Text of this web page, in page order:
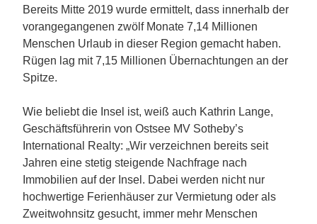
Bereits Mitte 2019 wurde ermittelt, dass innerhalb der
vorangegangenen zwölf Monate 7,14 Millionen
Menschen Urlaub in dieser Region gemacht haben.
Rügen lag mit 7,15 Millionen Übernachtungen an der
Spitze.
Wie beliebt die Insel ist, weiß auch Kathrin Lange,
Geschäftsführerin von Ostsee MV Sotheby’s
International Realty: „Wir verzeichnen bereits seit
Jahren eine stetig steigende Nachfrage nach
Immobilien auf der Insel. Dabei werden nicht nur
hochwertige Ferienhäuser zur Vermietung oder als
Zweitwohnsitz gesucht, immer mehr Menschen